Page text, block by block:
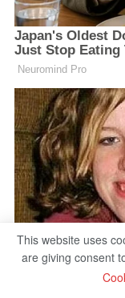
This website uses
are giving consent